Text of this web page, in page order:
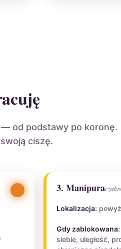
— od podstawy po koronę.
ciszę.
3. Manipura
Lokalizacja:
Gdy zablokowana:
siebie, uległość,